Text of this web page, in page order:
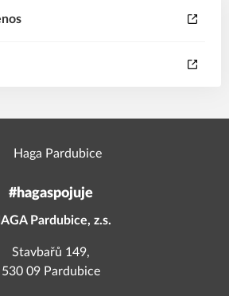
#hagaspojuje
Pardubice, z.s.
Stavbařů 149,
530 09 Pardubice